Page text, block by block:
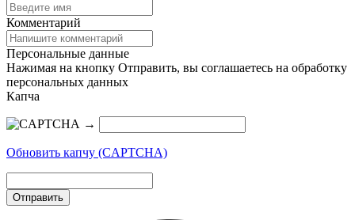
Комментарий
Персональные данные
Нажимая на кнопку Отправить, вы соглашаетесь на обработку
персональных данных
Капча
→
Обновить капчу (CAPTCHA)
Отправить